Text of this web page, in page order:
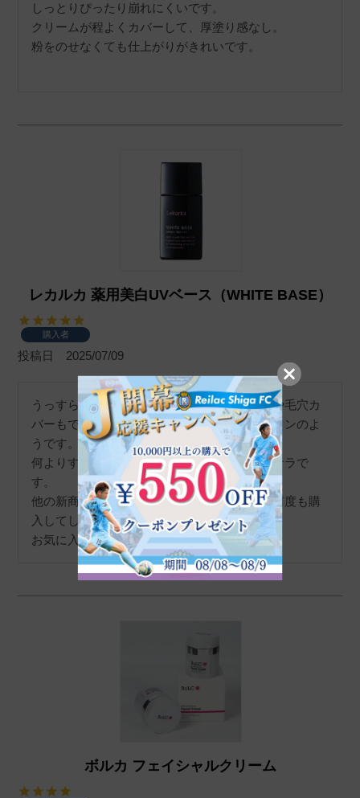
しっとりぴったり崩れにくいです。
クリームが程よくカバーして、厚塗り感なし。
粉をのせなくても仕上がりがきれいです。
レカルカ 薬用美白UVベース（WHITE BASE）
購入者
投稿日 2025/07/09
うっすらピンクベージュの色が付き、色むらや毛穴カ
バーもできるので下地を兼ねたファンデーションのよ
うです。
何よりするすると塗りやすく塗った後はサラサラで
す。
他の新商品も気になりながらやはりこちらを何度も購
入してしまいます。
お気に入りです。
ボルカ フェイシャルクリーム